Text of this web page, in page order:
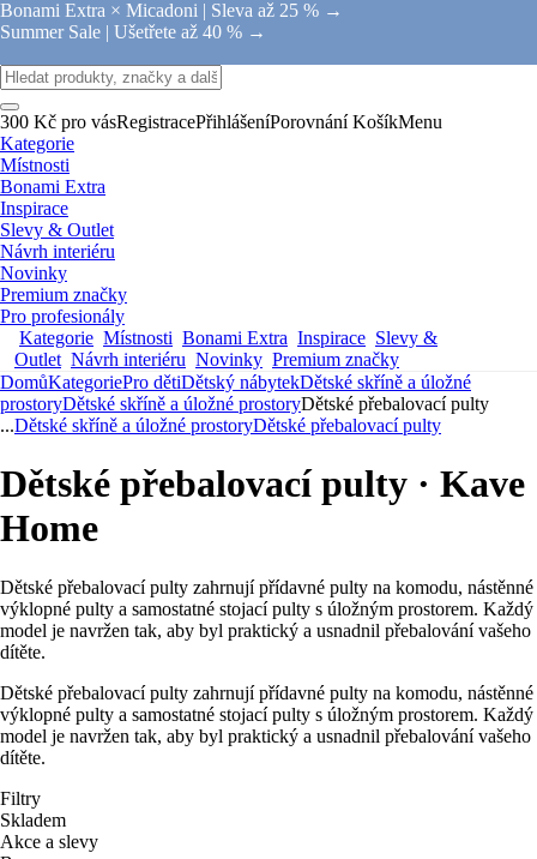
Bonami Extra × Micadoni | Sleva až 25 % →
Summer Sale | Ušetřete až 40 % →
300 Kč pro vásRegistracePřihlášeníPorovnání KošíkMenu
Kategorie
Místnosti
Bonami Extra
Inspirace
Slevy & Outlet
Návrh interiéru
Novinky
Premium značky
Pro profesionály
Kategorie Místnosti Bonami Extra Inspirace Slevy &
Outlet Návrh interiéru Novinky Premium značky
DomůKategoriePro dětiDětský nábytekDětské skříně a úložné
prostoryDětské skříně a úložné prostoryDětské přebalovací pulty
...Dětské skříně a úložné prostoryDětské přebalovací pulty
Dětské přebalovací pulty · Kave
Home
Dětské přebalovací pulty zahrnují přídavné pulty na komodu, nástěnné
výklopné pulty a samostatné stojací pulty s úložným prostorem. Každý
model je navržen tak, aby byl praktický a usnadnil přebalování vašeho
dítěte.
Dětské přebalovací pulty zahrnují přídavné pulty na komodu, nástěnné
výklopné pulty a samostatné stojací pulty s úložným prostorem. Každý
model je navržen tak, aby byl praktický a usnadnil přebalování vašeho
dítěte.
Filtry
Skladem
Akce a slevy